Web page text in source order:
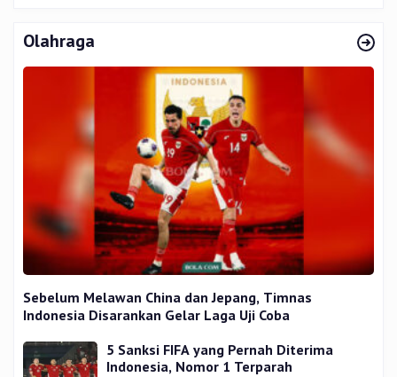
Olahraga
Sebelum Melawan China dan Jepang, Timnas
Indonesia Disarankan Gelar Laga Uji Coba
5 Sanksi FIFA yang Pernah Diterima
Indonesia, Nomor 1 Terparah